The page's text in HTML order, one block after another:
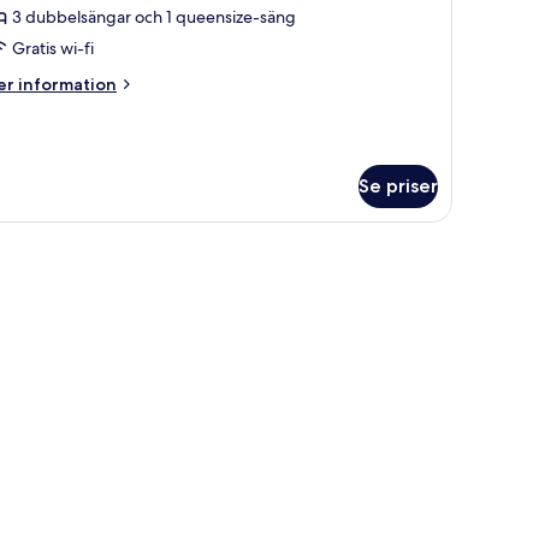
3 dubbelsängar och 1 queensize-säng
Gratis wi-fi
information
Se priser